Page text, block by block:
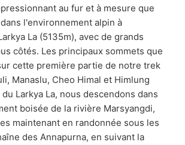
au fur et à mesure que
l'environnement alpin à
La (5135m), avec de grands
côtés. Les principaux sommets que
cette première partie de notre trek
Manaslu, Cheo Himal et Himlung
Larkya La, nous descendons dans
boisée de la rivière Marsyangdi,
maintenant en randonnée sous les
des Annapurna, en suivant la